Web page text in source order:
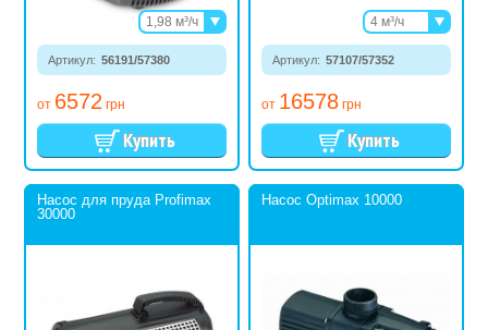
Артикул: 56191/57380
от 6572 грн
1,98 м³/ч
3,6 м³/ч
5,52 м³/ч
8,1 м³/ч
Артикул: 57107/57352
от 16578 грн
4 м³/ч
6 м³/ч
8 м³/ч
12 м³/ч
Насос для пруда Profimax
30000
Насос Optimax 10000